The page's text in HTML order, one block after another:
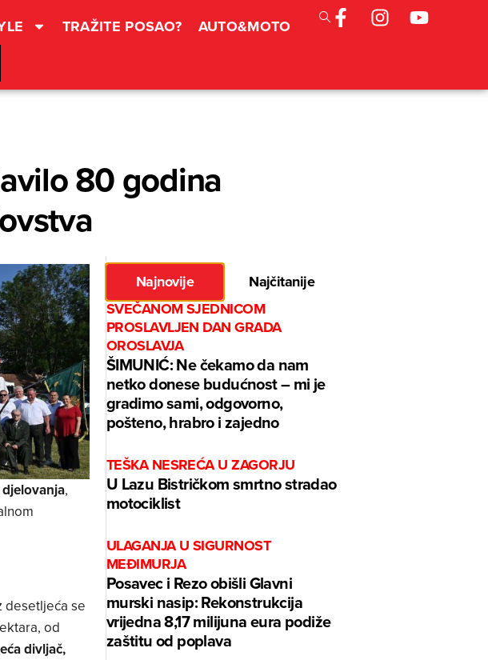
TRAŽITE POSAO?
AUTO&MOTO
80 godina
,
desetljeća se
od
divljač,
Najnovije
Najčitanije
SVEČANOM SJEDNICOM
PROSLAVLJEN DAN GRADA
OROSLAVJA
ŠIMUNIĆ: Ne čekamo da nam
netko donese budućnost – mi je
gradimo sami, odgovorno,
pošteno, hrabro i zajedno
TEŠKA NESREĆA U ZAGORJU
U Lazu Bistričkom smrtno stradao
motociklist
ULAGANJA U SIGURNOST
MEĐIMURJA
Posavec i Rezo obišli Glavni
murski nasip: Rekonstrukcija
vrijedna 8,17 milijuna eura podiže
zaštitu od poplava